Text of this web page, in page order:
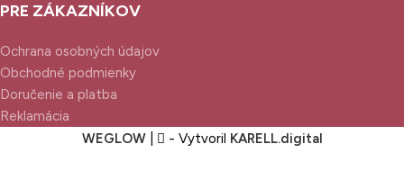
PRE ZÁKAZNÍKOV
Ochrana osobných údajov
Obchodné podmienky
Doručenie a platba
Reklamácia
WEGLOW| - Vytvoril KARELL.digital